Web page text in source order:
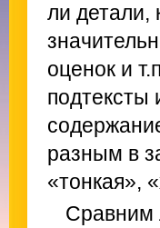
ли детали,
оценок и
подтексты
разным в
«тонкая»,
Сравним